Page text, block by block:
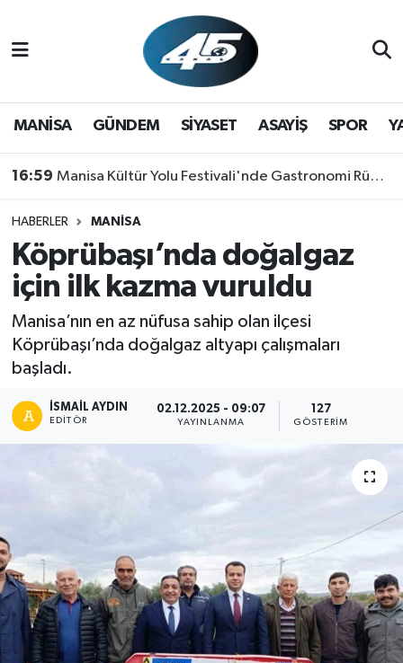
MANİSA GÜNDEM SİYASET ASAYİŞ SPOR
16:59 Manisa Kültür Yolu Festivali'nde Gastronomi Rüzgarı: Lezzetin Yıldızı "Manisa Kebabı" Oldu!
HABERLER MANİSA
Köprübaşı’nda doğalgaz
için ilk kazma vuruldu
Manisa’nın en az nüfusa sahip olan ilçesi
Köprübaşı’nda doğalgaz altyapı çalışmaları
başladı.
İSMAIL AYDIN
EDITÖR
02.12.2025 - 09:07
YAYINLANMA
127
GÖSTERIM
GÜNDEM
SPOR
YAŞAM
RESMİ REKLAM
Hava Durumu
Trafik Durumu
Son Dakika Haberleri
Haber Arşivi